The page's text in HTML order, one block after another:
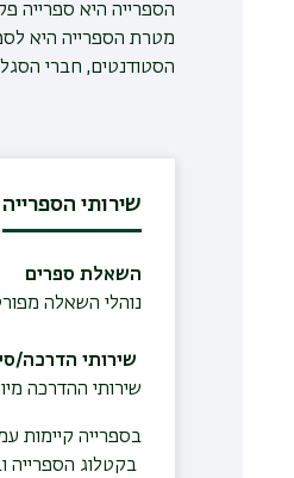
הספרייה היא ספרייה
מטרת הספרייה היא
הסטודנטים, חברי
שירותי הספרייה
השאלת ספרים
נוהלי השאלה
שירותי הדרכה/
שירותי ההדרכה
בספרייה קיימות
בקטלוג הספרייה